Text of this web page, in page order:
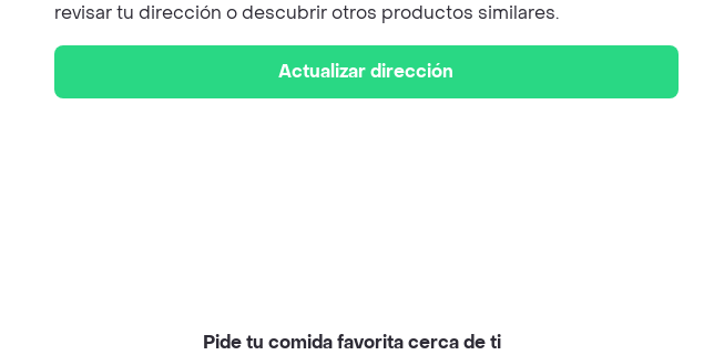
revisar tu dirección o descubrir otros productos similares.
Actualizar dirección
Pide tu comida favorita cerca de ti